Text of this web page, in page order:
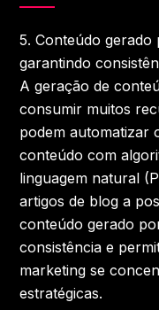
5.Conteúdo gerado
garantindo
A geração de
consumir muitos
podem automatizar
conteúdo com
linguagem natural
artigos de blog a
conteúdo gerado
consistência e
marketing se
estratégicas.